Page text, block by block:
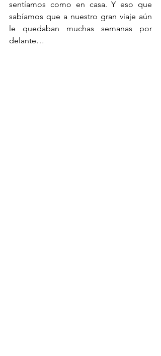
sentíamos como en casa. Y eso que
sabíamos que a nuestro gran viaje aún
le quedaban muchas semanas por
delante…